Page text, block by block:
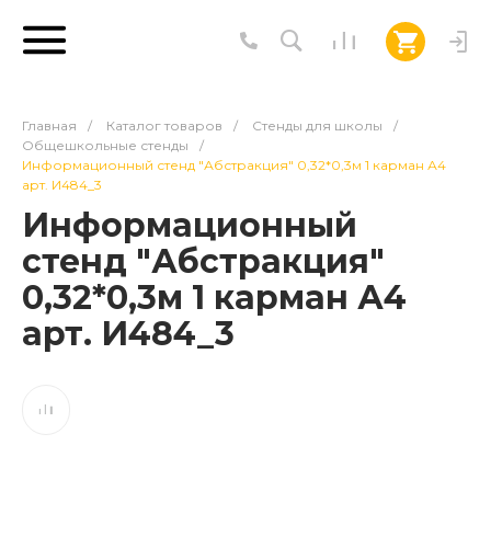
Главная / Каталог товаров / Стенды для школы
/
Общешкольные стенды
/
Информационный стенд "Абстракция" 0,32*0,3м 1 карман А4
арт. И484_3
Информационный
стенд "Абстракция"
0,32*0,3м 1 карман А4
арт. И484_3